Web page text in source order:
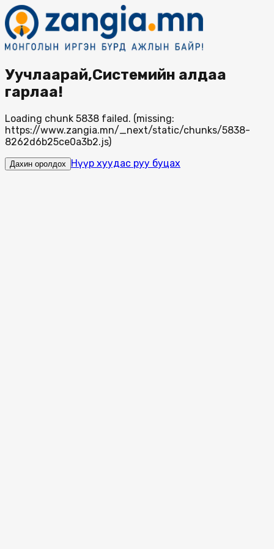
Уучлаарай,Системийн алдаа
гарлаа!
Loading chunk 5838 failed. (missing:
https://www.zangia.mn/_next/static/chunks/5838-
8262d6b25ce0a3b2.js)
Дахин оролдох Нүүр хуудас руу буцах